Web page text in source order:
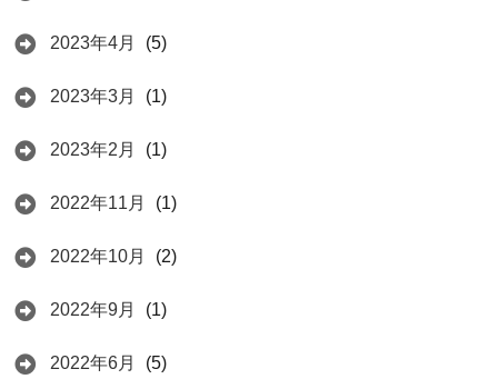
2023年4月 (5)
2023年3月 (1)
2023年2月 (1)
2022年11月 (1)
2022年10月 (2)
2022年9月 (1)
2022年6月 (5)